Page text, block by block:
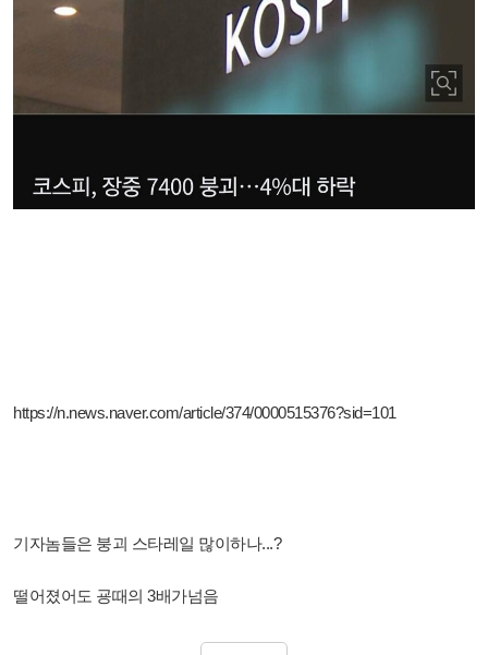
https://n.news.naver.com/article/374/0000515376?sid=101
기자놈들은 붕괴 스타레일 많이하나...?
떨어졌어도 굥때의 3배가넘음